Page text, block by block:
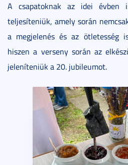
A csapatoknak az idei
teljesíteniük, amely során
a megjelenés és az ötletesség
hiszen a verseny során az
jeleníteniük a 20. jubileumot.